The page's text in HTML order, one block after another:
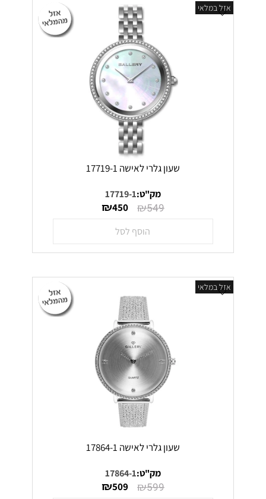
אזל במלאי
שעון גלרי לאישה 17719-1
מק"ט:17719-1
₪549
₪450
הוסף לסל
אזל במלאי
שעון גלרי לאישה 17864-1
מק"ט:17864-1
₪599
₪509